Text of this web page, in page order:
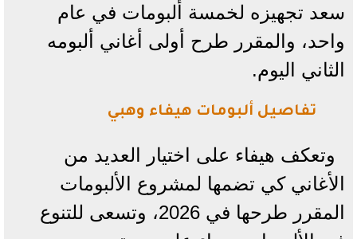
سعد تجهيزه لخمسة ألبومات في عام
واحد، والمقرر طرح أولى أغاني ألبومه
الثاني اليوم.
تفاصيل ألبومات هيفاء وهبي
وتعكف هيفاء على اختيار العديد من
الأغاني كي تضمها لمشروع الألبومات
المقرر طرحها في 2026، وتسعى للتنوع